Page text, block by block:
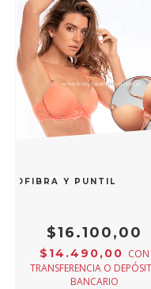
Y PUNTILLA
$16.100,00
$14.490,00 CON
TRANSFERENCIA O
BANCARIO
TAZA SOFT CON BASE